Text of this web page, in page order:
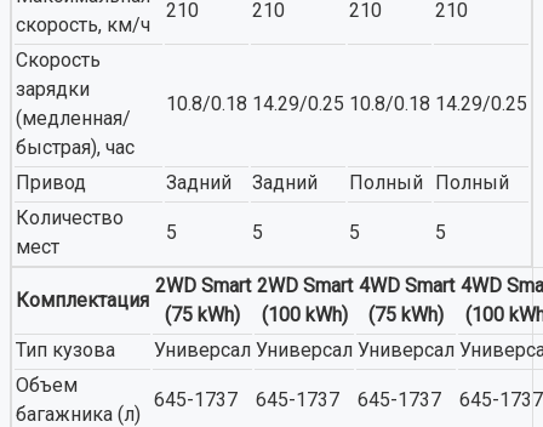
скорость, км/ч
210 210 210 210
Скорость
зарядки
(медленная/
быстрая), час
10.8/0.18 14.29/0.25 10.8/0.18 14.29/0.25
Привод Задний Задний Полный Полный
Количество
мест
5 5 5 5
Комплектация
2WD Smart
(75 kWh)
2WD Smart
(100 kWh)
4WD Smart
(75 kWh)
4WD
(100
Тип кузова
Универсал Универсал Универсал
Объем
багажника (л)
645-1737 645-1737 645-1737 645-1737